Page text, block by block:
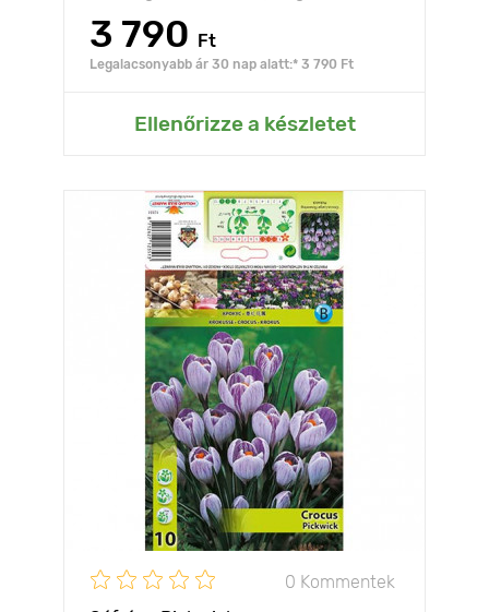
3 790 Ft
Legalacsonyabb ár 30 nap alatt:* 3 790 Ft
Ellenőrizze a készletet
0 Kommentek